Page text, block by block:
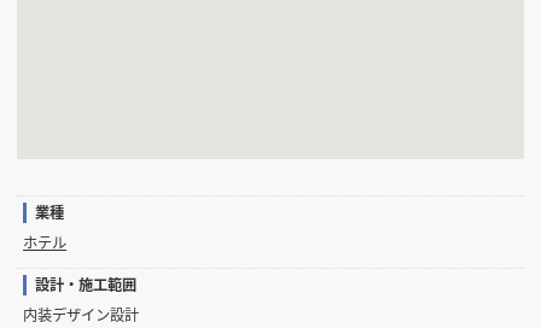
業種
ホテル
設計・施工範囲
内装デザイン設計